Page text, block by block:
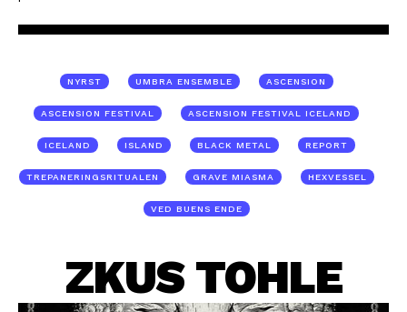
NYRST UMBRA ENSEMBLE ASCENSION
ASCENSION FESTIVAL ASCENSION FESTIVAL ICELAND
ICELAND ISLAND BLACK METAL REPORT
TREPANERINGSRITUALEN GRAVE MIASMA HEXVESSEL
VED BUENS ENDE
ZKUS TOHLE